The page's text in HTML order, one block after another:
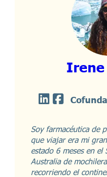
Irene
Soy farmacéutica de
que viajar era mi
estado 6 meses en el
Australia de
recorriendo el